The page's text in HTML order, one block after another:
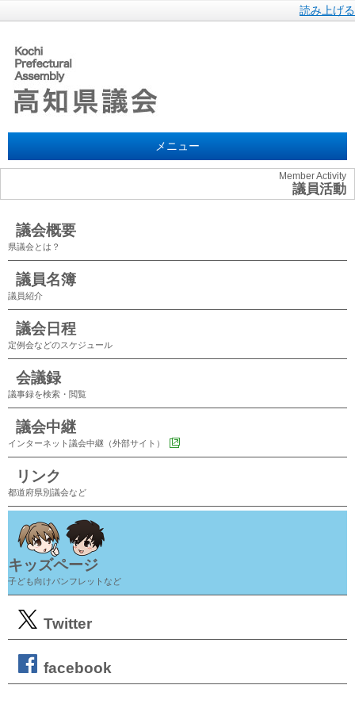
読み上げる
メニュー
Member Activity
議員活動
議会概要
県議会とは？
議員名簿
議員紹介
議会日程
定例会などのスケジュール
会議録
議事録を検索・閲覧
議会中継
インターネット議会中継（外部サイト）
リンク
都道府県別議会など
キッズページ
子ども向けパンフレットなど
Twitter
facebook